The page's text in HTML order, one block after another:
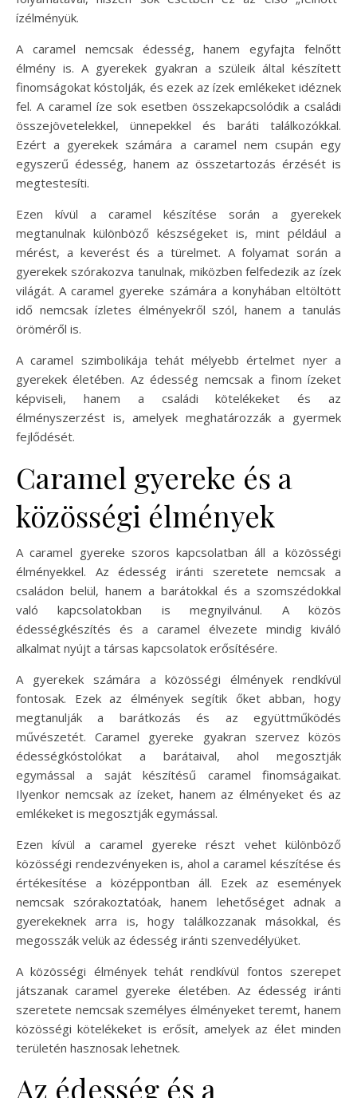
ízélményük.
A caramel nemcsak édesség, hanem egyfajta felnőtt
élmény is. A gyerekek gyakran a szüleik által készített
finomságokat kóstolják, és ezek az ízek emlékeket idéznek
fel. A caramel íze sok esetben összekapcsolódik a családi
összejövetelekkel, ünnepekkel és baráti találkozókkal.
Ezért a gyerekek számára a caramel nem csupán egy
egyszerű édesség, hanem az összetartozás érzését is
megtestesíti.
Ezen kívül a caramel készítése során a gyerekek
megtanulnak különböző készségeket is, mint például a
mérést, a keverést és a türelmet. A folyamat során a
gyerekek szórakozva tanulnak, miközben felfedezik az ízek
világát. A caramel gyereke számára a konyhában eltöltött
idő nemcsak ízletes élményekről szól, hanem a tanulás
öröméről is.
A caramel szimbolikája tehát mélyebb értelmet nyer a
gyerekek életében. Az édesség nemcsak a finom ízeket
képviseli, hanem a családi kötelékeket és az
élményszerzést is, amelyek meghatározzák a gyermek
fejlődését.
Caramel gyereke és a
közösségi élmények
A caramel gyereke szoros kapcsolatban áll a közösségi
élményekkel. Az édesség iránti szeretete nemcsak a
családon belül, hanem a barátokkal és a szomszédokkal
való kapcsolatokban is megnyilvánul. A közös
édességkészítés és a caramel élvezete mindig kiváló
alkalmat nyújt a társas kapcsolatok erősítésére.
A gyerekek számára a közösségi élmények rendkívül
fontosak. Ezek az élmények segítik őket abban, hogy
megtanulják a barátkozás és az együttműködés
művészetét. Caramel gyereke gyakran szervez közös
édességkóstolókat a barátaival, ahol megosztják
egymással a saját készítésű caramel finomságaikat.
Ilyenkor nemcsak az ízeket, hanem az élményeket és az
emlékeket is megosztják egymással.
Ezen kívül a caramel gyereke részt vehet különböző
közösségi rendezvényeken is, ahol a caramel készítése és
értékesítése a középpontban áll. Ezek az események
nemcsak szórakoztatóak, hanem lehetőséget adnak a
gyerekeknek arra is, hogy találkozzanak másokkal, és
megosszák velük az édesség iránti szenvedélyüket.
A közösségi élmények tehát rendkívül fontos szerepet
játszanak caramel gyereke életében. Az édesség iránti
szeretete nemcsak személyes élményeket teremt, hanem
közösségi kötelékeket is erősít, amelyek az élet minden
területén hasznosak lehetnek.
Az édesség és a